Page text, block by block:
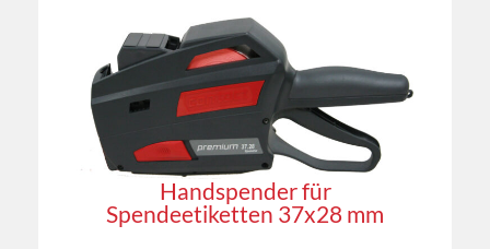
Handspender für
Spendeetiketten 37x28 mm